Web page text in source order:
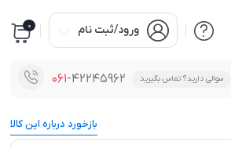
ورود/ثبت نام 0
سوالی دارید؟ تماس بگیرید 061-42245962
بازخورد درباره این کالا